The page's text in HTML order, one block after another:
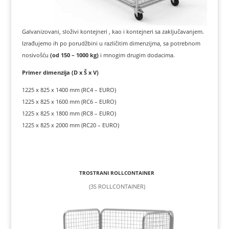
Galvanizovani, složivi kontejneri , kao i kontejneri sa zaključavanjem.
Izrađujemo ih po porudžbini u različitim dimenzijma, sa potrebnom
nosivošću (od 150 – 1000 kg)i mnogim drugim dodacima.
Primer dimenzija (D x Š x V)
1225 x 825 x 1400 mm (RC4 – EURO)
1225 x 825 x 1600 mm (RC6 – EURO)
1225 x 825 x 1800 mm (RC8 – EURO)
1225 x 825 x 2000 mm (RC20 – EURO)
TROSTRANI ROLLCONTAINER
(3S ROLLCONTAINER)